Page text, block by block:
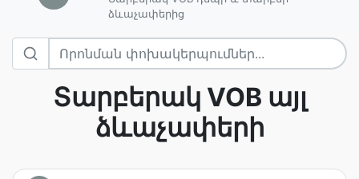
ձևաչափերից
Տարբերակ VOB այլ
ձևաչափերի